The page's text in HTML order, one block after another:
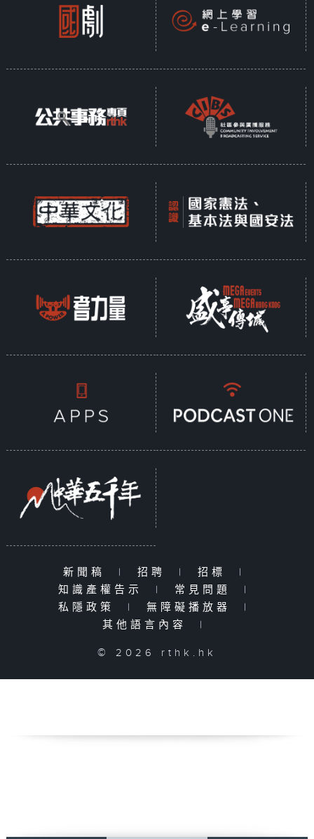
新聞稿 | 招聘 | 招標
|
知識產權告示
| 常見問題
|
私隱政策
| 無障礙播放器
|
其他語言內容
|
© 2026 rthk.hk